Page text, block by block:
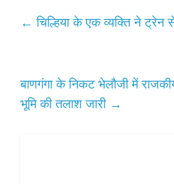
A ok r
← चिल्हिया के एक व्यक्ति ने
बाणगंगा के निकट भेलौजी में
भूमि की तलाश जारी →